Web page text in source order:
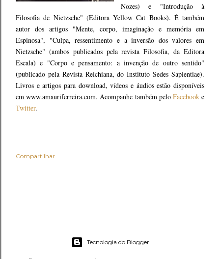
Nozes) e "Introdução à
Filosofia de Nietzsche" (Editora Yellow Cat Books). É também
autor dos artigos "Mente, corpo, imaginação e memória em
Espinosa", "Culpa, ressentimento e a inversão dos valores em
Nietzsche" (ambos publicados pela revista Filosofia, da Editora
Escala) e "Corpo e pensamento: a invenção de outro sentido"
(publicado pela Revista Reichiana, do Instituto Sedes Sapientiae).
Livros e artigos para download, vídeos e áudios estão disponíveis
em www.amauriferreira.com. Acompanhe também pelo Facebooke
Twitter.
Compartilhar
Tecnologia do Blogger